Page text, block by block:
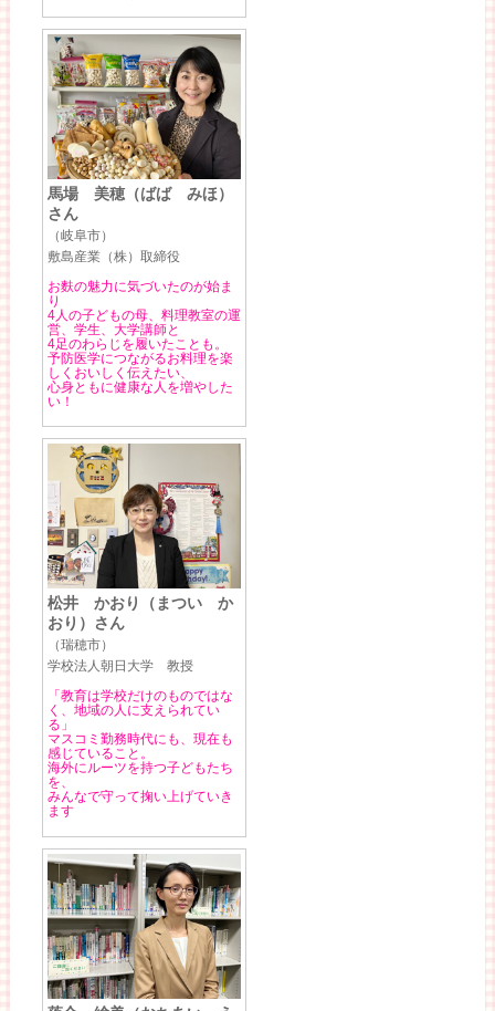
馬場 美穂（ばば みほ）
さん
（岐阜市）
敷島産業（株）取締役
お麩の魅力に気づいたのが始ま
り
4人の子どもの母、料理教室の運
営、学生、大学講師と
4足のわらじを履いたことも。
予防医学につながるお料理を楽
しくおいしく伝えたい、
心身ともに健康な人を増やした
い！
松井 かおり（まつい か
おり）さん
（瑞穂市）
学校法人朝日大学 教授
「教育は学校だけのものではな
く、地域の人に支えられてい
る」
マスコミ勤務時代にも、現在も
感じていること。
海外にルーツを持つ子どもたち
を、
みんなで守って掬い上げていき
ます